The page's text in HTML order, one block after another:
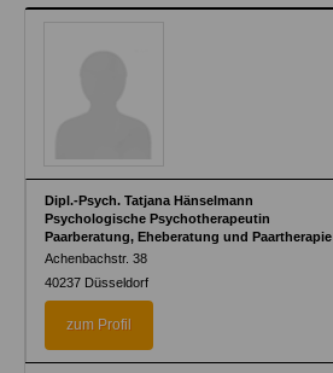
Dipl.-Psych. Tatjana Hänselmann
Psychologische Psychotherapeutin
Paarberatung, Eheberatung und Paartherapie
Achenbachstr. 38
40237 Düsseldorf
zum Profil